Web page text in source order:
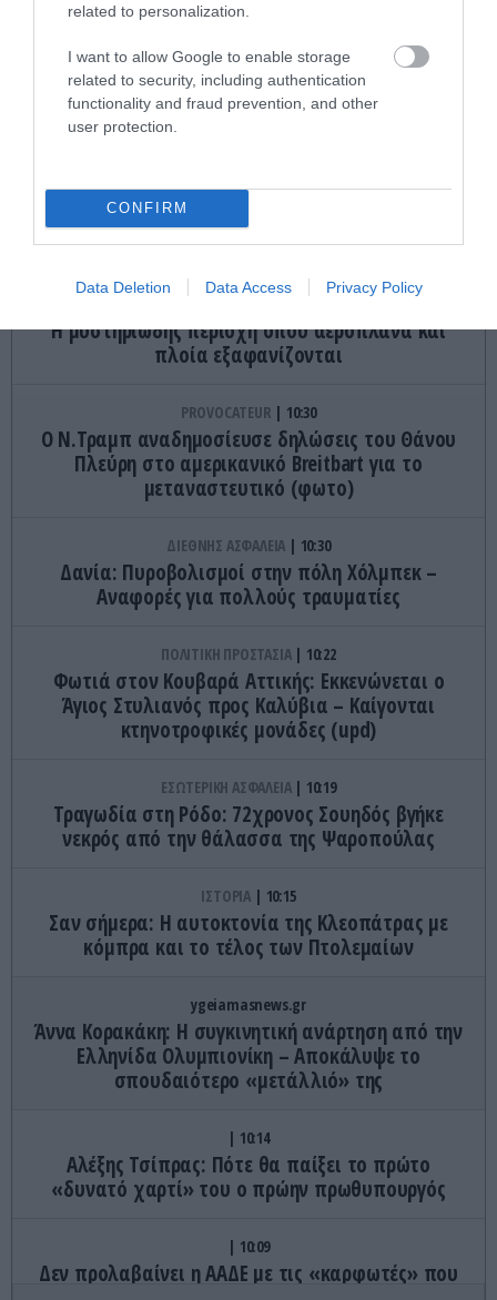
related to personalization.
I want to allow Google to enable storage
related to security, including authentication
functionality and fraud prevention, and other
user protection.
CONFIRM
Data Deletion Data Access Privacy Policy
ΤΕΛΕΥΤΑΙΕΣ ΕΙΔΗΣΕΙΣ
Η μυστηριώδης περιοχή όπου αεροπλάνα και
πλοία εξαφανίζονται
PROVOCATEUR 10:30
Ο Ν.Τραμπ αναδημοσίευσε δηλώσεις του Θάνου
Πλεύρη στο αμερικανικό Breitbart για το
μεταναστευτικό (φωτο)
ΔΙΕΘΝΗΣ ΑΣΦΑΛΕΙΑ 10:30
Δανία: Πυροβολισμοί στην πόλη Χόλμπεκ –
Αναφορές για πολλούς τραυματίες
ΠΟΛΙΤΙΚΗ ΠΡΟΣΤΑΣΙΑ 10:22
Φωτιά στον Κουβαρά Αττικής: Εκκενώνεται ο
Άγιος Στυλιανός προς Καλύβια – Καίγονται
κτηνοτροφικές μονάδες (upd)
ΕΣΩΤΕΡΙΚΗ ΑΣΦΑΛΕΙΑ 10:19
Τραγωδία στη Ρόδο: 72χρονος Σουηδός βγήκε
νεκρός από την θάλασσα της Ψαροπούλας
ΙΣΤΟΡΙΑ 10:15
Σαν σήμερα: H αυτοκτονία της Κλεοπάτρας με
κόμπρα και το τέλος των Πτολεμαίων
ygeiamasnews.gr
Άννα Κορακάκη: Η συγκινητική ανάρτηση από την
Ελληνίδα Ολυμπιονίκη – Αποκάλυψε το
σπουδαιότερο «μετάλλιό» της
10:14
Αλέξης Τσίπρας: Πότε θα παίξει το πρώτο
«δυνατό χαρτί» του ο πρώην πρωθυπουργός
10:09
Δεν προλαβαίνει η ΑΑΔΕ με τις «καρφωτές» που